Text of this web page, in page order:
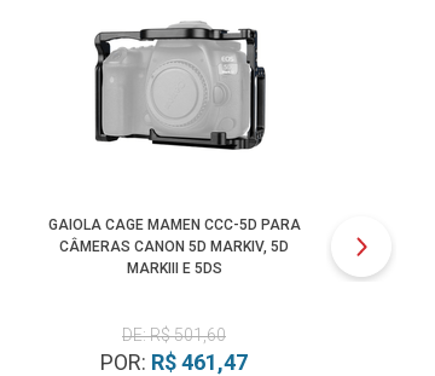
GAIOLA CAGE MAMEN CCC-5D PARA
CÂMERAS CANON 5D MARKIV, 5D
MARKIII E 5DS
DE: R$ 501,60
POR: R$ 461,47